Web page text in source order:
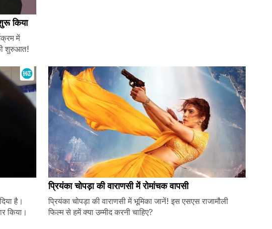
किया
में
शुरुआत!
है।
किया।
प्रियंका चोपड़ा की वाराणसी में रोमांचक वापसी
प्रियंका चोपड़ा की वाराणसी में भूमिका जानें! इस एसएस राजामौली
फिल्म से हमें क्या उम्मीद करनी चाहिए?